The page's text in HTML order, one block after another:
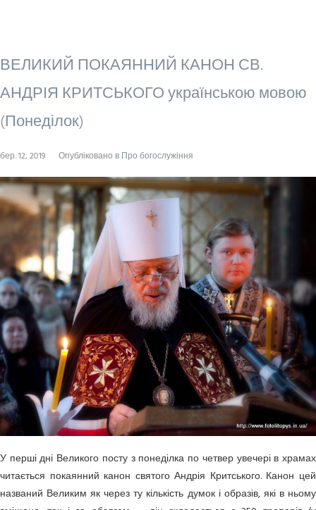
ВЕЛИКИЙ ПОКАЯННИЙ КАНОН СВ.
АНДРІЯ КРИТСЬКОГО українською мовою
(Понеділок)
бер. 12, 2019 Опубліковано в Про богослужіння
У перші дні Великого посту з понеділка по четвер увечері в храмах
читається покаянний канон святого Андрія Критського. Канон цей
названий Великим як через ту кількість думок і образів, які в ньому